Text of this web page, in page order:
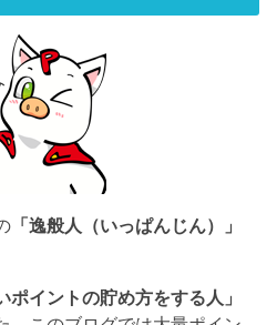
「逸般人（いっぱんじん）」
ポイントの貯め方をする人」